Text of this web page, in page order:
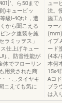
、ら50まで
)キュービッ
級l-4Qt;l:，遭
から聞こえる
ンク重装を施
ラミッヲス」
仕上げキュー
、防音性能が
体でフローリン
用意された商
・._.タイヤキ
ニえても気に
ュー
法。
施工
ラー
イプ
ード
(4本/
本何
15x4
Aコ
ブラ
は入